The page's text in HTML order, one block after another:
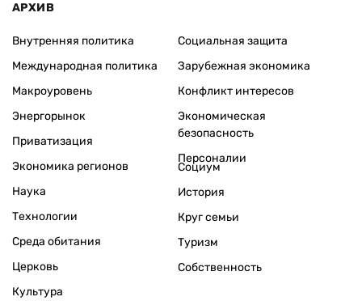
АРХИВ
Внутренняя политика
Международная политика
Макроуровень
Энергорынок
Приватизация
Экономика регионов
Социальная защита
Зарубежная экономика
Конфликт интересов
Экономическая
безопасность
Персоналии
Наука
Технологии
Среда обитания
Церковь
Культура
Социум
История
Круг семьи
Туризм
Собственность